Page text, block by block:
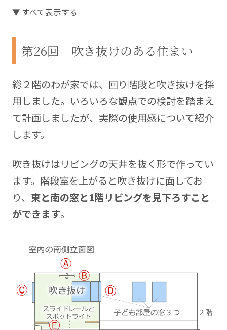
越す頃に息子も生まれ、家族3人で楽しく暮らしてい
長い家づくりの中で経験した失敗や大変だったこ
と、そしてそれをどうやって乗り越えたかについ
誰かの悩みや問題を解決できると嬉しいなと思いな
がら、この記事を書いています。
Blog:https://xshmblog.com
▼ すべて表示する
第26回 吹き抜けのある住まい
総２階のわが家では、回り階段と吹き抜けを採
用しました。いろいろな観点での検討を踏まえ
て計画しましたが、実際の使用感について紹介
します。
吹き抜けはリビングの天井を抜く形で作ってい
ます。階段室を上がると吹き抜けに面してお
り、 東と南の窓と1階リビングを見下ろすこと
ができます。